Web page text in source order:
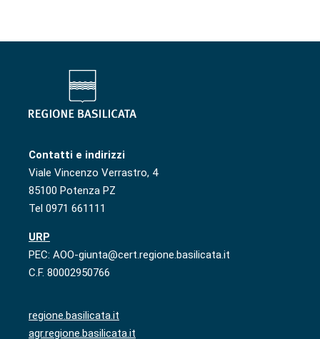
Contatti e indirizzi
Viale Vincenzo Verrastro, 4
85100 Potenza PZ
Tel 0971 661111
URP
PEC: AOO-giunta@cert.regione.basilicata.it
C.F. 80002950766
regione.basilicata.it
agr.regione.basilicata.it